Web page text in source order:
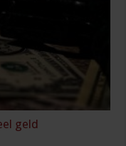
geld